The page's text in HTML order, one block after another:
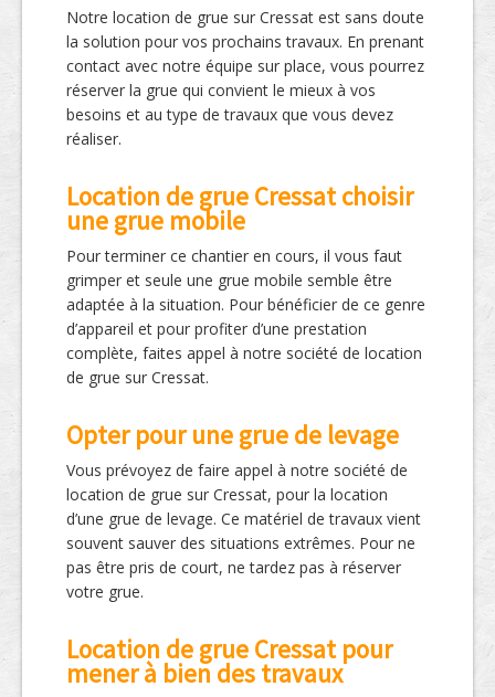
Notre location de grue sur Cressat est sans doute
la solution pour vos prochains travaux. En prenant
contact avec notre équipe sur place, vous pourrez
réserver la grue qui convient le mieux à vos
besoins et au type de travaux que vous devez
réaliser.
Location de grue Cressat choisir
une grue mobile
Pour terminer ce chantier en cours, il vous faut
grimper et seule une grue mobile semble être
adaptée à la situation. Pour bénéficier de ce genre
d’appareil et pour profiter d’une prestation
complète, faites appel à notre société de location
de grue sur Cressat.
Opter pour une grue de levage
Vous prévoyez de faire appel à notre société de
location de grue sur Cressat, pour la location
d’une grue de levage. Ce matériel de travaux vient
souvent sauver des situations extrêmes. Pour ne
pas être pris de court, ne tardez pas à réserver
votre grue.
Location de grue Cressat pour
mener à bien des travaux